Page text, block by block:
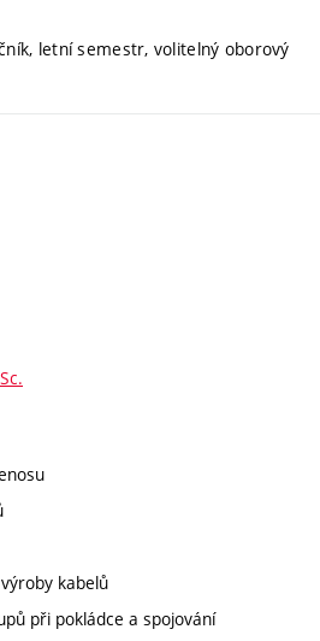
letní semestr, volitelný oborový
kabelů
při pokládce a spojování